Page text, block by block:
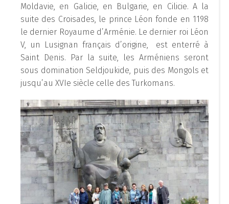
Moldavie, en Galicie, en Bulgarie, en Cilicie. A la
suite des Croisades, le prince Léon fonde en 1198
le dernier Royaume d’Arménie. Le dernier roi Léon
V, un Lusignan français d’origine, est enterré à
Saint Denis. Par la suite, les Arméniens seront
sous domination Seldjoukide, puis des Mongols et
jusqu’au XVIe siècle celle des Turkomans.